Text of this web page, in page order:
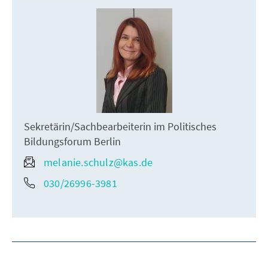
Sekretärin/Sachbearbeiterin im Politisches
Bildungsforum Berlin
melanie.schulz@kas.de
030/26996-3981